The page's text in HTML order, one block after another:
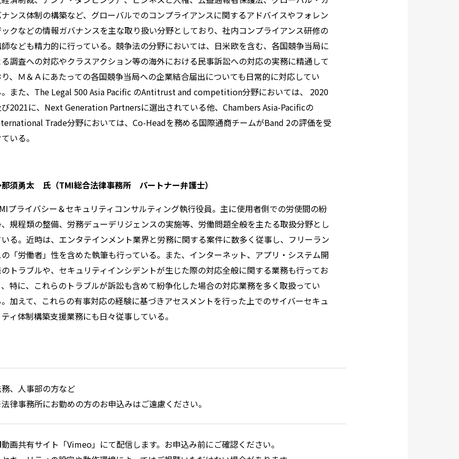
ンス体制の構築など、グローバルでのコンプライアンスに関するアドバイスやフォレン
クなどの情報ガバナンスを主な取り扱い分野としており、社内コンプライアンス研修の
なども精力的に行っている。競争法の分野においては、日米欧を含む、各国競争当局に
調査への対応やクラスアクション等の海外における民事訴訟への対応の実務に精通して
、Ｍ＆Ａにあたっての各国競争当局への企業結合届出についても日常的に対応してい
また、 The Legal 500 Asia Pacific のAntitrust and competition分野においては、
2020
2021に、 Next Generation Partnersに選出されている他、Chambers Asia-Pacificの
Trade分野においては、Co-Headを務める国際通商チームがBand 2の評価を受
いる。
那須勇太
氏（TMI総合法律事務所 パートナー弁護士）
プライバシー＆セキュリティコンサルティング執行役員。主に使用者側での労使間の紛
規程類の整備、労務デューデリジェンスの実施等、労働問題全般を主たる取扱分野とし
る。近時は、エンタテインメント業界と労務に関する案件に数多く従事し、フリーラン
「労働者」性を含めた執筆も行っている。また、インターネット、アプリ・システム開
トラブルや、セキュリティインシデントが生じた際の対応全般に関する業務も行ってお
特に、これらのトラブルが訴訟も含めて紛争化した場合の対応業務を多く取扱ってい
加えて、これらの有事対応の経験に基づきアセスメントを行った上でのサイバーセキュ
ィ体制構築支援業務にも日々従事している。
、人事部の方など
律事務所にお勤めの方のお申込みはご遠慮ください。
画共有サイト「Vimeo」にて配信します。お申込み前にご確認ください。